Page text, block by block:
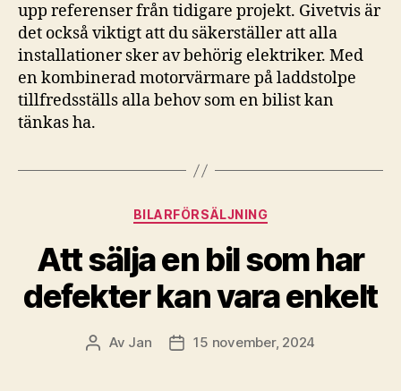
upp referenser från tidigare projekt. Givetvis är
det också viktigt att du säkerställer att alla
installationer sker av behörig elektriker. Med
en kombinerad motorvärmare på laddstolpe
tillfredsställs alla behov som en bilist kan
tänkas ha.
Kategorier
BILARFÖRSÄLJNING
Att sälja en bil som har
defekter kan vara enkelt
Inläggsförfattare
Av Jan Inläggsdatum
15 november, 2024